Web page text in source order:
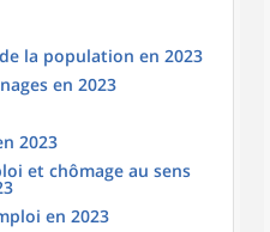
la population en 2023
en 2023
2023
et chômage au sens
en 2023